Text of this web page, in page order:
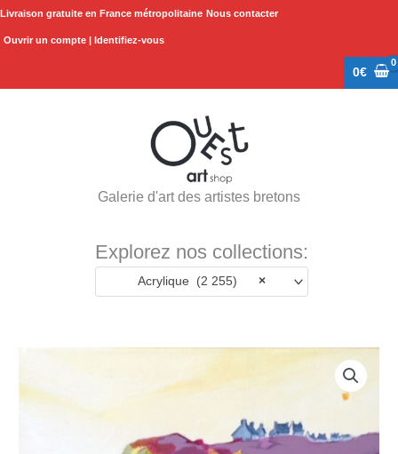
Aller
Livraison gratuite en France métropolitaine Nous contacter
Ouvrir un compte | Identifiez-vous
0€
Galerie d'art des artistes bretons
Explorez nos collections:
×
Acrylique (2 255)
"La